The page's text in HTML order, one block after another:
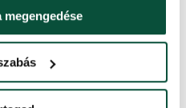
megengedése